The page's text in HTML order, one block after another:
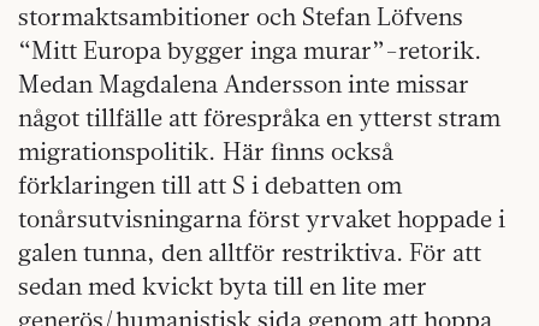
stormaktsambitioner och Stefan Löfvens
“Mitt Europa bygger inga murar”-retorik.
Medan Magdalena Andersson inte missar
något tillfälle att förespråka en ytterst stram
migrationspolitik. Här finns också
förklaringen till att S i debatten om
tonårsutvisningarna först yrvaket hoppade i
galen tunna, den alltför restriktiva. För att
sedan med kvickt byta till en lite mer
generös/humanistisk sida genom att hoppa